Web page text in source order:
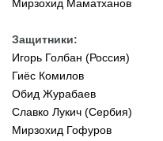
Мирзохид Маматханов
Защитники:
Игорь Голбан (Россия)
Гиёс Комилов
Обид Журабаев
Славко Лукич (Сербия)
Мирзохид Гофуров